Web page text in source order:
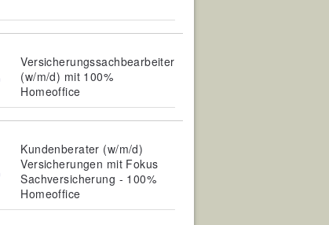
Versicherungssachbearbeiter
(w/m/d) mit 100%
Homeoffice
Kundenberater (w/m/d)
Versicherungen mit Fokus
Sachversicherung - 100%
Homeoffice